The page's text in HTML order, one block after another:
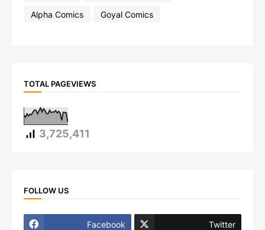
Alpha Comics
Goyal Comics
TOTAL PAGEVIEWS
3,725,411
FOLLOW US
Facebook Twitter